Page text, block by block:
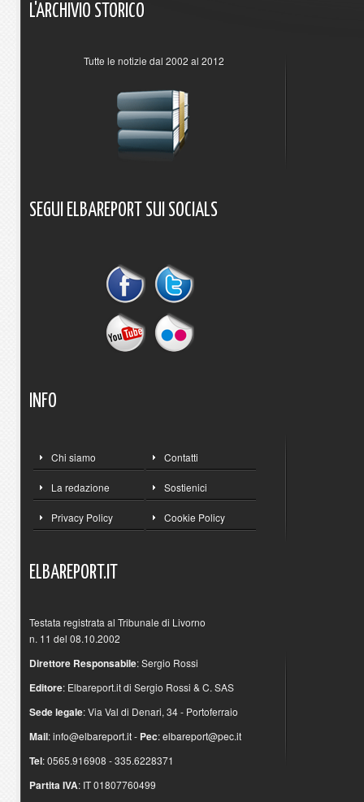
L'ARCHIVIO STORICO
Tutte le notizie dal 2002 al 2012
SEGUI ELBAREPORT SUI SOCIALS
INFO
Chi siamo Contatti
La redazione Sostienici
Privacy Policy Cookie Policy
ELBAREPORT.IT
Testata registrata al Tribunale di Livorno
n. 11 del 08.10.2002
Direttore Responsabile: Sergio Rossi
Editore: Elbareport.it di Sergio Rossi & C. SAS
Sede legale: Via Val di Denari, 34 - Portoferraio
Mail:info@elbareport.it- Pec:elbareport@pec.it
Tel: 0565.916908 - 335.6228371
Partita IVA: IT 01807760499